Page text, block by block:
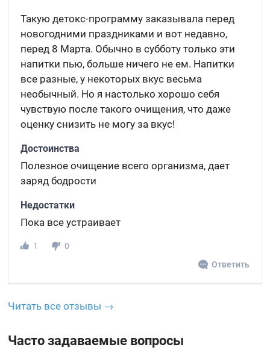
Такую детокс-программу заказывала перед
новогодними праздниками и вот недавно,
перед 8 Марта. Обычно в субботу только эти
напитки пью, больше ничего не ем. Напитки
все разные, у некоторых вкус весьма
необычный. Но я настолько хорошо себя
чувствую после такого очищения, что даже
оценку снизить не могу за вкус!
Достоинства
Полезное очищение всего организма, дает
заряд бодрости
Недостатки
Пока все устраивает
1
0
Ответить
Читать все отзывы →
Часто задаваемые вопросы